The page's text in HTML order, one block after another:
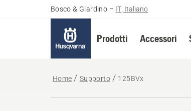
Bosco & Giardino – IT, Italiano
Prodotti Accessori
Home Supporto 125BVx